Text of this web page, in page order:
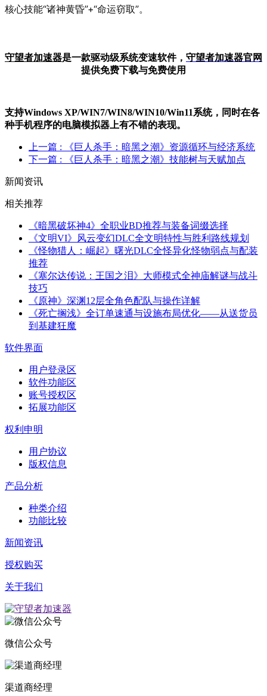
核心技能“诸神黄昏”+“命运窃取”。
守望者加速器是一款驱动级系统变速软件， 守望者加速器官网
提供免费下载与免费使用
支持Windows XP/WIN7/WIN8/WIN10/Win11系统，同时在各
种手机程序的电脑模拟器上有不错的表现。
上一篇 : 《巨人杀手：暗黑之潮》资源循环与经济系统
下一篇 : 《巨人杀手：暗黑之潮》技能树与天赋加点
新闻资讯
相关推荐
《暗黑破坏神4》全职业BD推荐与装备词缀选择
《文明VI》风云变幻DLC全文明特性与胜利路线规划
《怪物猎人：崛起》曙光DLC全怪异化怪物弱点与配装
推荐
《塞尔达传说：王国之泪》大师模式全神庙解谜与战斗
技巧
《原神》深渊12层全角色配队与操作详解
《死亡搁浅》全订单速通与设施布局优化——从送货员
到基建狂魔
软件界面
用户登录区
软件功能区
账号授权区
拓展功能区
权利申明
用户协议
版权信息
产品分析
种类介绍
功能比较
新闻资讯
授权购买
关于我们
微信公众号
渠道商经理